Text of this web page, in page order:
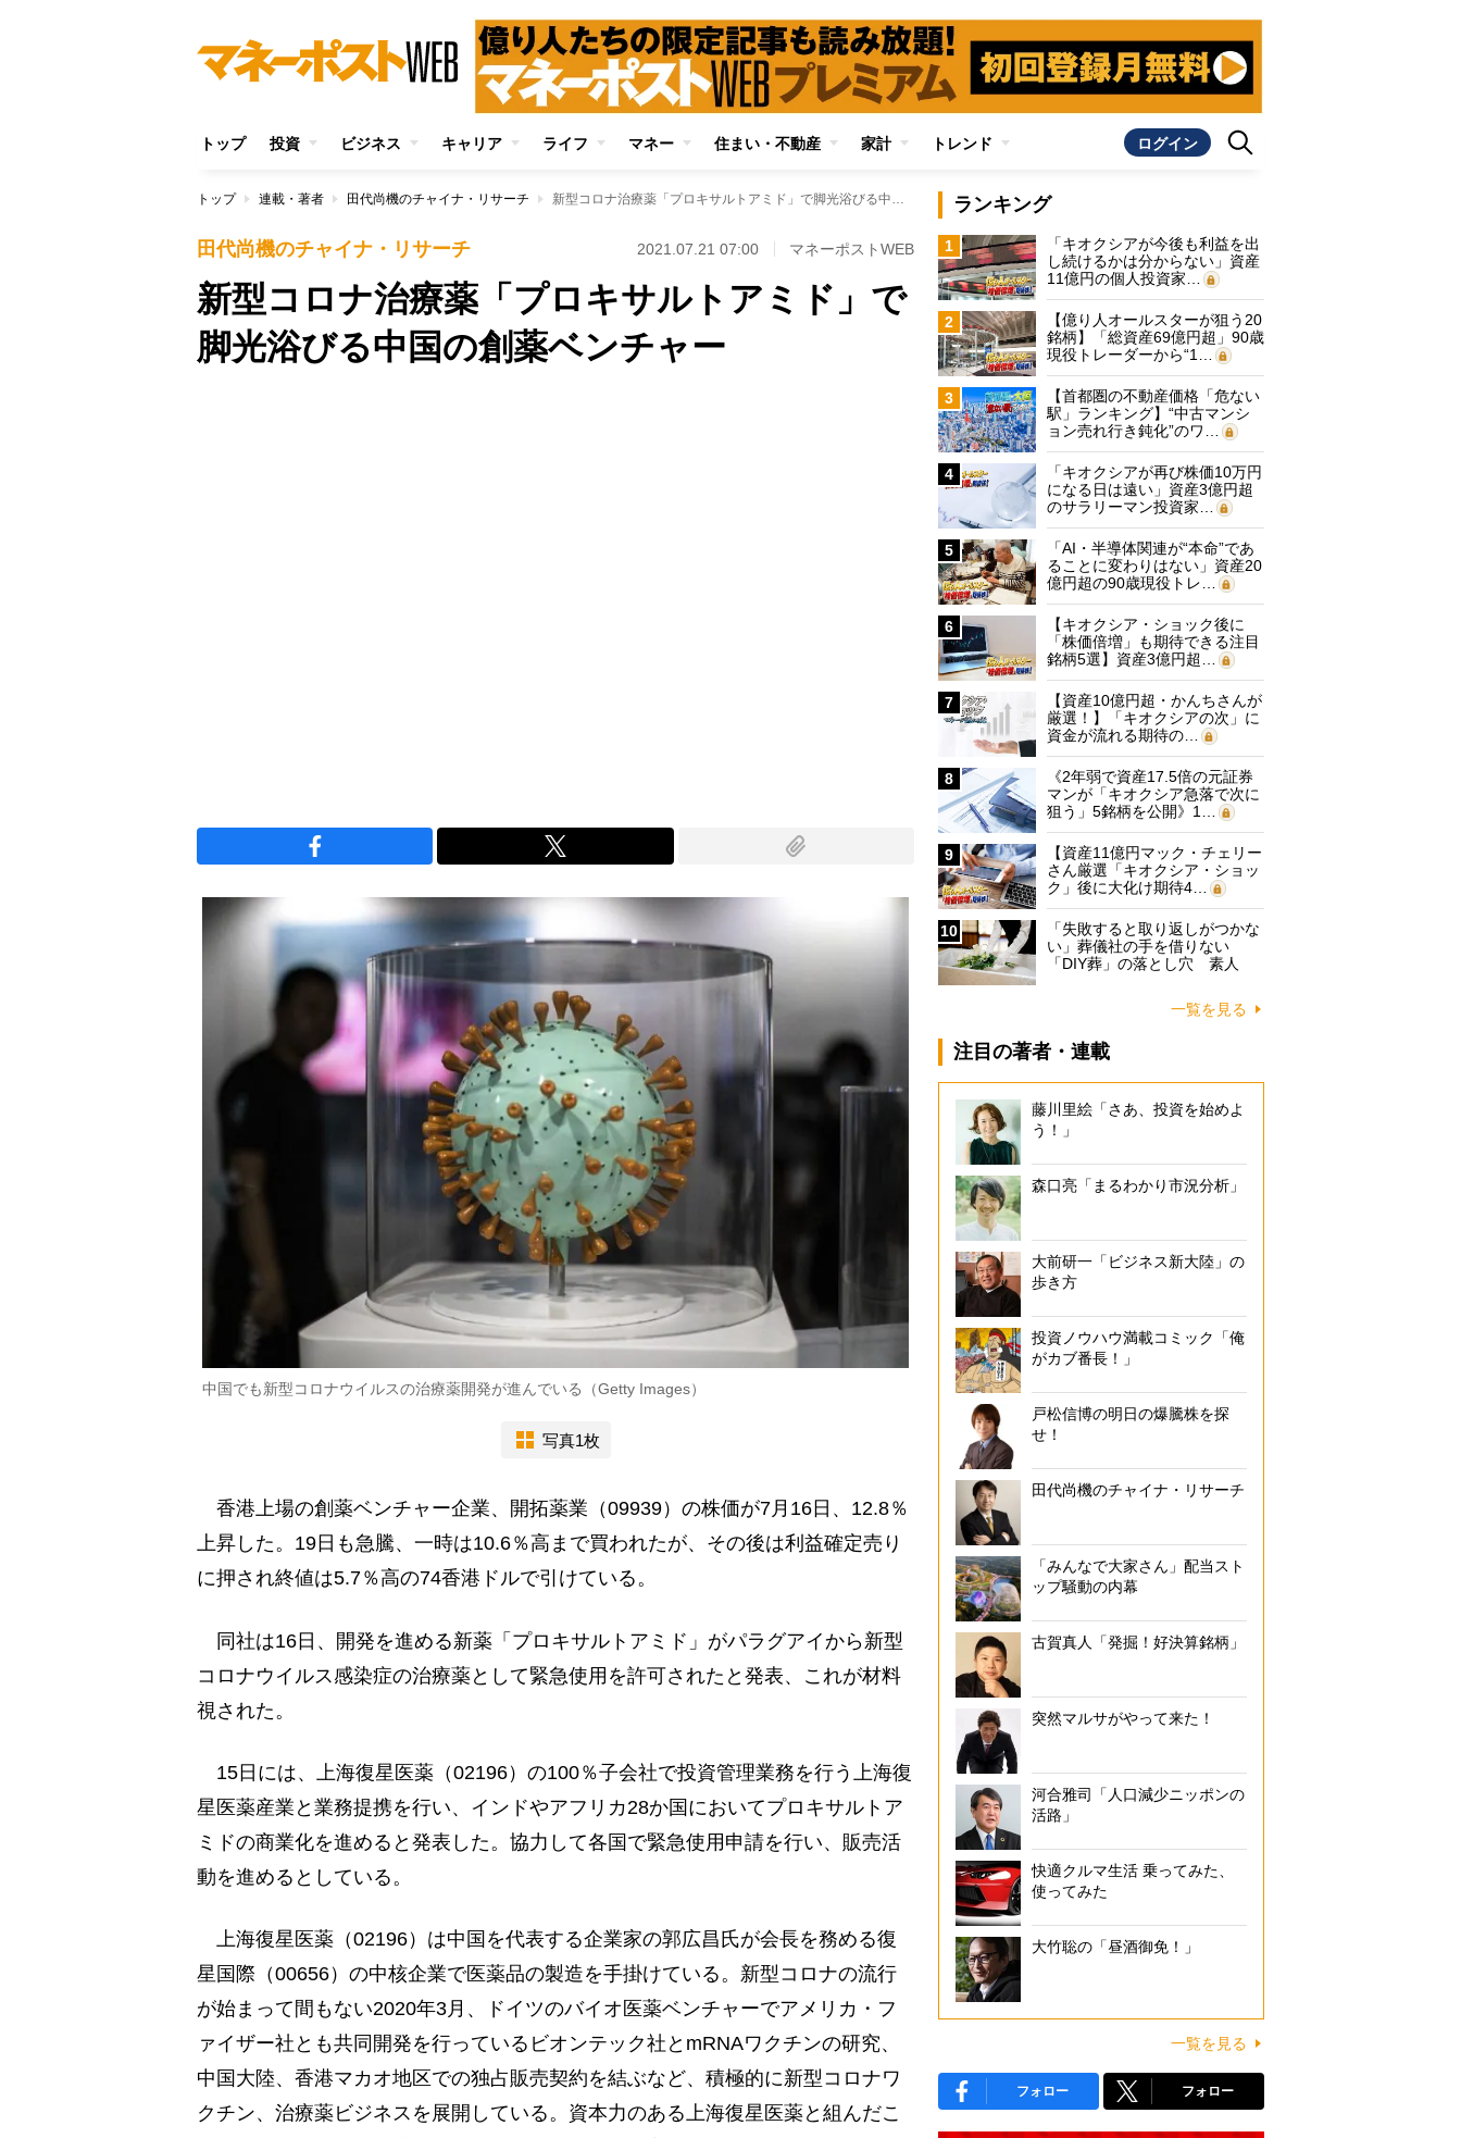
トップ 投資 ビジネス キャリア ライフ マネー 住まい・不動産 家計 トレンド ログイン
トップ 連載・著者 田代尚機のチャイナ・リサーチ 新型コロナ治療薬「プロキサルトアミド」で脚光浴びる中国の創薬ベンチャー
田代尚機のチャイナ・リサーチ 2021.07.21 07:00 マネーポストWEB
新型コロナ治療薬「プロキサルトアミド」で
脚光浴びる中国の創薬ベンチャー
中国でも新型コロナウイルスの治療薬開発が進んでいる（Getty Images）
写真1枚
香港上場の創薬ベンチャー企業、開拓薬業（09939）の株価が7月16日、12.8％
上昇した。19日も急騰、一時は10.6％高まで買われたが、その後は利益確定売り
に押され終値は5.7％高の74香港ドルで引けている。
同社は16日、開発を進める新薬「プロキサルトアミド」がパラグアイから新型
コロナウイルス感染症の治療薬として緊急使用を許可されたと発表、これが材料
視された。
15日には、上海復星医薬（02196）の100％子会社で投資管理業務を行う上海復
星医薬産業と業務提携を行い、インドやアフリカ28か国においてプロキサルトア
ミドの商業化を進めると発表した。協力して各国で緊急使用申請を行い、販売活
動を進めるとしている。
上海復星医薬（02196）は中国を代表する企業家の郭広昌氏が会長を務める復
星国際（00656）の中核企業で医薬品の製造を手掛けている。新型コロナの流行
が始まって間もない2020年3月、ドイツのバイオ医薬ベンチャーでアメリカ・フ
ァイザー社とも共同開発を行っているビオンテック社とmRNAワクチンの研究、
中国大陸、香港マカオ地区での独占販売契約を結ぶなど、積極的に新型コロナワ
クチン、治療薬ビジネスを展開している。資本力のある上海復星医薬と組んだこ
ランキング
1
「キオクシアが今後も利益を出
し続けるかは分からない」資産
11億円の個人投資家…
2
【億り人オールスターが狙う20
銘柄】「総資産69億円超」90歳
現役トレーダーから“1…
3
【首都圏の不動産価格「危ない
駅」ランキング】“中古マンシ
ョン売れ行き鈍化”のワ…
4
「キオクシアが再び株価10万円
になる日は遠い」資産3億円超
のサラリーマン投資家…
5
「AI・半導体関連が“本命”であ
ることに変わりはない」資産20
億円超の90歳現役トレ…
6
【キオクシア・ショック後に
「株価倍増」も期待できる注目
銘柄5選】資産3億円超…
7
【資産10億円超・かんちさんが
厳選！】「キオクシアの次」に
資金が流れる期待の…
8
《2年弱で資産17.5倍の元証券
マンが「キオクシア急落で次に
狙う」5銘柄を公開》1…
9
【資産11億円マック・チェリー
さん厳選「キオクシア・ショッ
ク」後に大化け期待4…
10
「失敗すると取り返しがつかな
い」葬儀社の手を借りない
「DIY葬」の落とし穴 素人
一覧を見る
注目の著者・連載
藤川里絵「さあ、投資を始めよ
う！」
森口亮「まるわかり市況分析」
大前研一「ビジネス新大陸」の
歩き方
投資ノウハウ満載コミック「俺
がカブ番長！」
戸松信博の明日の爆騰株を探
せ！
田代尚機のチャイナ・リサーチ
「みんなで大家さん」配当スト
ップ騒動の内幕
古賀真人「発掘！好決算銘柄」
突然マルサがやって来た！
河合雅司「人口減少ニッポンの
活路」
快適クルマ生活 乗ってみた、
使ってみた
大竹聡の「昼酒御免！」
一覧を見る
フォロー フォロー